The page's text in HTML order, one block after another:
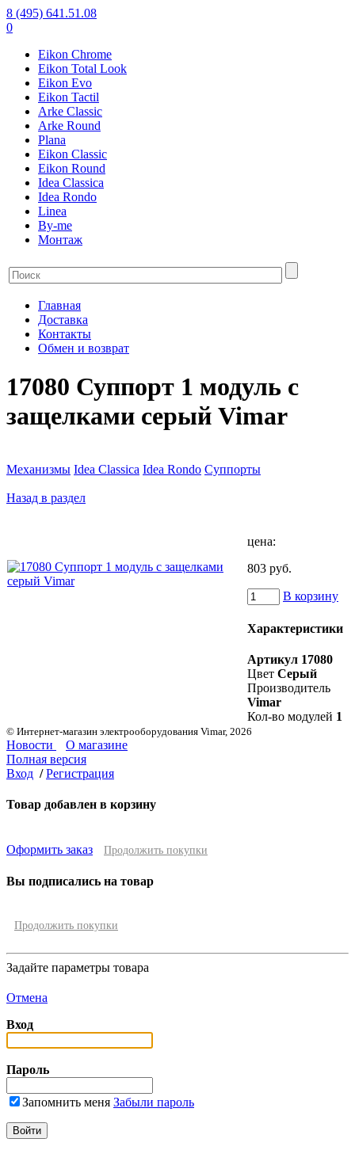
8 (495) 641.51.08
0
Eikon Chrome
Eikon Total Look
Eikon Evo
Eikon Tactil
Arke Classic
Arke Round
Plana
Eikon Classic
Eikon Round
Idea Classica
Idea Rondo
Linea
By-me
Монтаж
Главная
Доставка
Контакты
Обмен и возврат
17080 Суппорт 1 модуль c
защелками серый Vimar
Механизмы Idea Classica Idea Rondo Суппорты
Назад в раздел
цена:
803 руб.
В корзину
Характеристики
Артикул 17080
Цвет Серый
Производитель
Vimar
Кол-во модулей 1
© Интернет-магазин электрооборудования Vimar, 2026
Новости
О магазине
Полная версия
Вход / Регистрация
Товар добавлен в корзину
Оформить заказ Продолжить покупки
Вы подписались на товар
Продолжить покупки
Задайте параметры товара
Отмена
Вход
Пароль
Запомнить меня Забыли пароль